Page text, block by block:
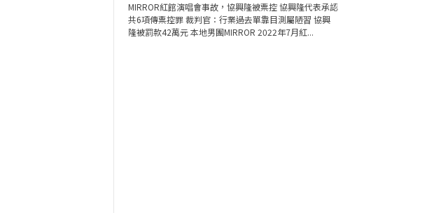
MIRROR紅館演唱會事故，協興隆被票控 協興隆代表承認
共6項傳票控罪 裁判官：行業過去單靠目測屬陋習 協興
隆被罰款42萬元 本地男團MIRROR 2022年7月紅...